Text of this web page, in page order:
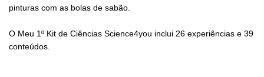
pinturas com as bolas de sabão.
O Meu 1º Kit de Ciências Science4you inclui 26 experiências e 39
conteúdos.